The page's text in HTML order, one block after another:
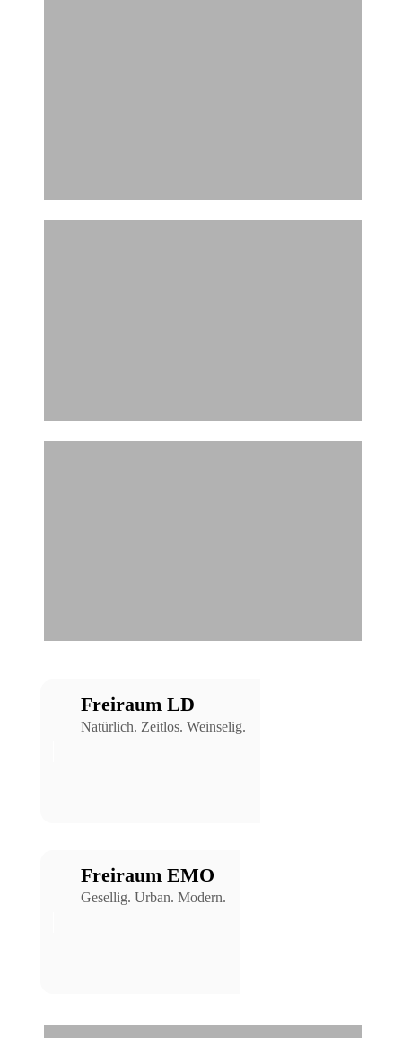
Freiraum LD
Natürlich. Zeitlos. Weinselig.
Freiraum EMO
Gesellig. Urban. Modern.